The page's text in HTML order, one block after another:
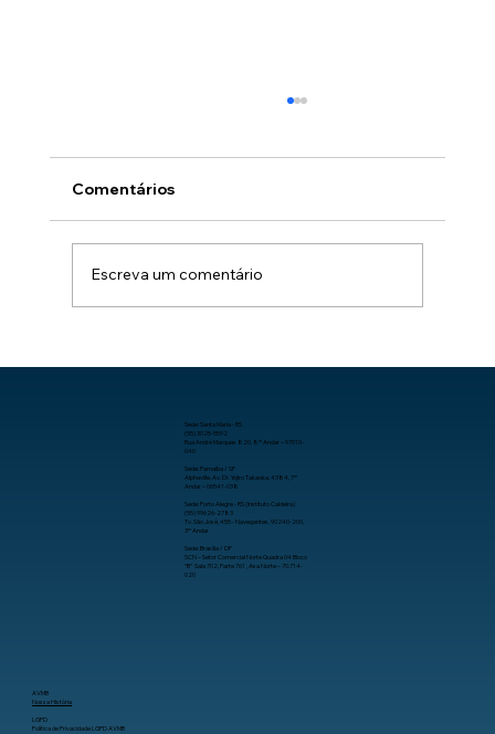
Comentários
Escreva um comentário
Sede: Santa Maria - RS
(55) 3025-5592
Rua André Marques 820, 8º Andar – 97010-
040
Sede: Parnaíba / SP
Alphaville, Av. Dr. Yojiro Takaoka, 4384, 7º
Andar – 06541-038
Sede: Porto Alegre - RS (Instituto Caldeira)
(55) 99626-2783
Tv. São José, 455 - Navegantes, 90240-200,
3º Andar
Sede: Brasília / DF
SCN – Setor Comercial Norte Quadra 04 Bloco
“B” Sala 702, Parte 761 , Asa Norte – 70.714-
020
AVMB
Nossa História
LGPD
Política de Privacidade LGPD AVMB